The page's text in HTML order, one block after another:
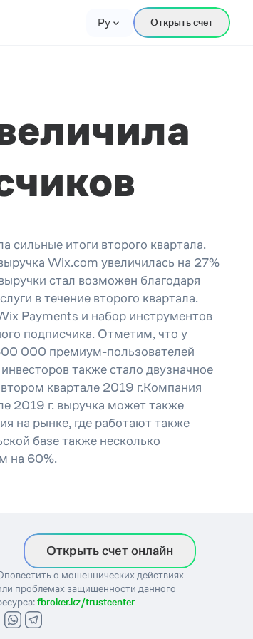
Ру Открыть счет
итоги второго квартала.
Wix.com увеличилась на 27%
стал возможен благодаря
в течение второго квартала.
Payments и набор инструментов
подписчика. Отметим, что у
000 премиум-пользователей
также стало двузначное
квартале 2019 г.Компания
2019 г. выручка может также
на рынке, где работают также
базе также несколько
на 60%.
Открыть счет онлайн
о мошеннических действиях
проблемах защищенности данного
fbroker.kz/trustcenter